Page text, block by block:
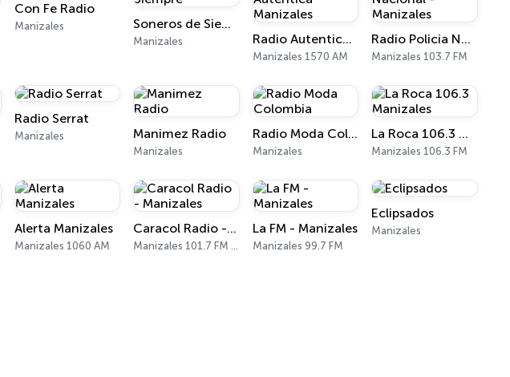
Con Fe Radio
Manizales Soneros de Siempre
Manizales Radio Autentica Manizales
Manizales 1570 AM
Radio Policia Nacional - Manizales
Manizales 103.7 FM
Radio Serrat
Manizales Manimez Radio
Manizales
Radio Moda Colombia
Manizales
La Roca 106.3 Manizales
Manizales 106.3 FM
Alerta Manizales
Manizales 1060 AM
Caracol Radio - Manizales
Manizales 101.7 FM - 1180 AM
La FM - Manizales
Manizales 99.7 FM
Eclipsados
Manizales